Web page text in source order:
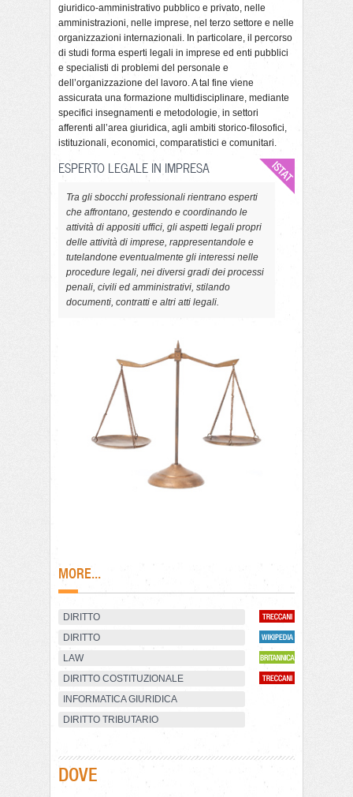
giuridico-amministrativo pubblico e privato, nelle
amministrazioni, nelle imprese, nel terzo settore e nelle
organizzazioni internazionali. In particolare, il percorso
di studi forma esperti legali in imprese ed enti pubblici
e specialisti di problemi del personale e
dell’organizzazione del lavoro. A tal fine viene
assicurata una formazione multidisciplinare, mediante
specifici insegnamenti e metodologie, in settori
afferenti all’area giuridica, agli ambiti storico-filosofici,
istituzionali, economici, comparatistici e comunitari.
ESPERTO LEGALE IN IMPRESA
Tra gli sbocchi professionali rientrano esperti
che affrontano, gestendo e coordinando le
attività di appositi uffici, gli aspetti legali propri
delle attività di imprese, rappresentandole e
tutelandone eventualmente gli interessi nelle
procedure legali, nei diversi gradi dei processi
penali, civili ed amministrativi, stilando
documenti, contratti e altri atti legali.
MORE...
DIRITTO
DIRITTO
LAW
DIRITTO COSTITUZIONALE
INFORMATICA GIURIDICA
DIRITTO TRIBUTARIO
DOVE